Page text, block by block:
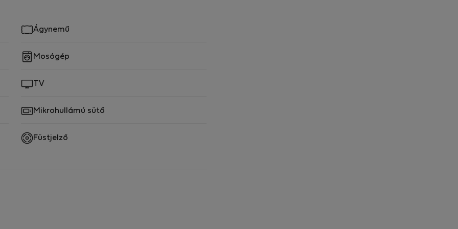
kulcsos szekrények a bejárati ajtóval szemben — a
el.
további parkolási lehetőségek és minden
kényelmes és praktikus heti vagy havi
Ágynemű
Mosógép
TV
Mikrohullámú sütő
Füstjelző